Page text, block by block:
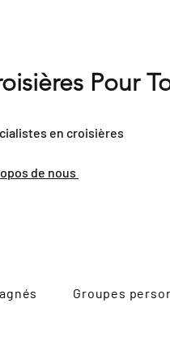
Pour
en croisières
de nous
Groupes